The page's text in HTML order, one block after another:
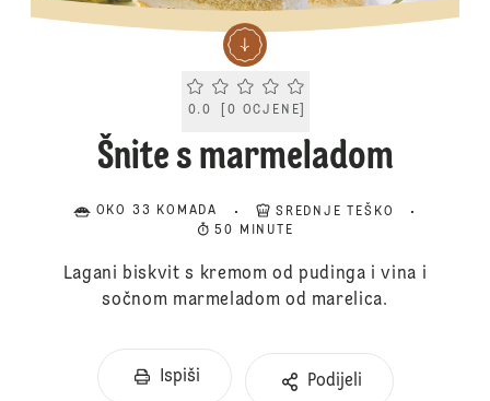
Current rating 0.0. Click to rate.
0.0 0 OCJENE
Šnite s marmeladom
OKO 33 KOMADA
SREDNJE TEŠKO
50 MINUTE
Lagani biskvit s kremom od pudinga i vina i
sočnom marmeladom od marelica.
Ispiši Podijeli